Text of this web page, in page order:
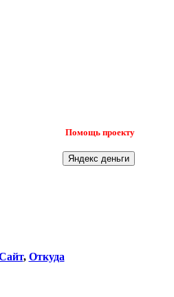
Помощь проекту
, Откуда